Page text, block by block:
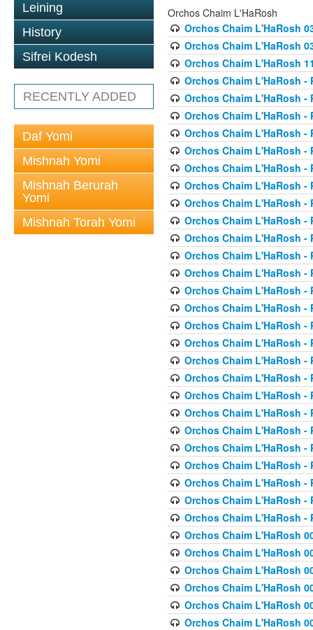
Leining
History
Sifrei Kodesh
RECENTLY ADDED
Daf Yomi
Mishnah Yomi
Mishnah Berurah
Yomi
Mishnah Torah Yomi
Orchos Chaim L'HaRosh
Orchos Chaim L'HaRosh
Orchos Chaim L'HaRosh
Orchos Chaim L'HaRosh
Orchos Chaim L'HaRosh -
Orchos Chaim L'HaRosh -
Orchos Chaim L'HaRosh -
Orchos Chaim L'HaRosh -
Orchos Chaim L'HaRosh -
Orchos Chaim L'HaRosh -
Orchos Chaim L'HaRosh -
Orchos Chaim L'HaRosh -
Orchos Chaim L'HaRosh -
Orchos Chaim L'HaRosh -
Orchos Chaim L'HaRosh -
Orchos Chaim L'HaRosh -
Orchos Chaim L'HaRosh -
Orchos Chaim L'HaRosh -
Orchos Chaim L'HaRosh -
Orchos Chaim L'HaRosh -
Orchos Chaim L'HaRosh -
Orchos Chaim L'HaRosh -
Orchos Chaim L'HaRosh -
Orchos Chaim L'HaRosh -
Orchos Chaim L'HaRosh -
Orchos Chaim L'HaRosh -
Orchos Chaim L'HaRosh -
Orchos Chaim L'HaRosh -
Orchos Chaim L'HaRosh -
Orchos Chaim L'HaRosh -
Orchos Chaim L'HaRosh
Orchos Chaim L'HaRosh
Orchos Chaim L'HaRosh
Orchos Chaim L'HaRosh
Orchos Chaim L'HaRosh
Orchos Chaim L'HaRosh